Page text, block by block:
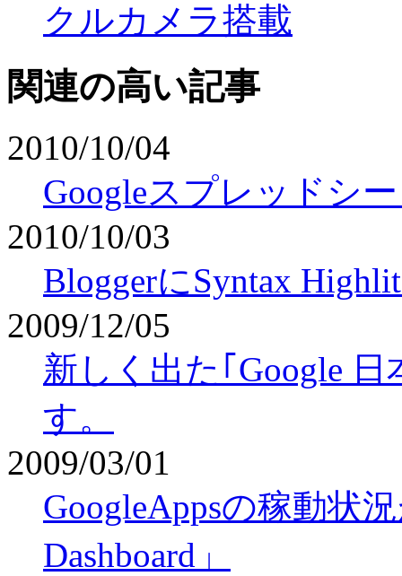
クルカメラ搭載
関連の高い記事
2010/10/04
Googleスプレッドシ
2010/10/03
BloggerにSyntax
2009/12/05
新しく出た｢Google
す。
2009/03/01
GoogleAppsの稼動状
Dashboard」